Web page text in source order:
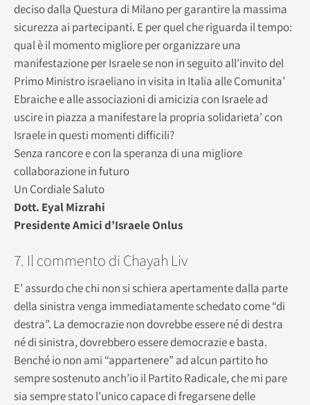
deciso dalla Questura di Milano per garantire la massima
sicurezza ai partecipanti. E per quel che riguarda il tempo:
qual è il momento migliore per organizzare una
manifestazione per Israele se non in seguito all’invito del
Primo Ministro israeliano in visita in Italia alle Comunita’
Ebraiche e alle associazioni di amicizia con Israele ad
uscire in piazza a manifestare la propria solidarieta’ con
Israele in questi momenti difficili?
Senza rancore e con la speranza di una migliore
collaborazione in futuro
Un Cordiale Saluto
Dott. Eyal Mizrahi
Presidente Amici d’Israele Onlus
7. Il commento di Chayah Liv
E’ assurdo che chi non si schiera apertamente dalla parte
della sinistra venga immediatamente schedato come “di
destra”. La democrazie non dovrebbe essere né di destra
né di sinistra, dovrebbero essere democrazie e basta.
Benché io non ami “appartenere” ad alcun partito ho
sempre sostenuto anch’io il Partito Radicale, che mi pare
sia sempre stato l’unico capace di fregarsene delle